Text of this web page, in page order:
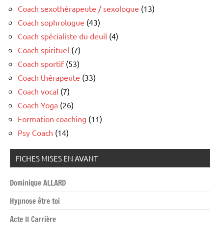
Coach sexothérapeute / sexologue (13)
Coach sophrologue (43)
Coach spécialiste du deuil (4)
Coach spirituel (7)
Coach sportif(53)
Coach thérapeute (33)
Coach vocal (7)
Coach Yoga (26)
Formation coaching (11)
Psy Coach (14)
FICHES MISES EN AVANT
Dominique ALLARD
Hypnose être toi
Acte II Carrière